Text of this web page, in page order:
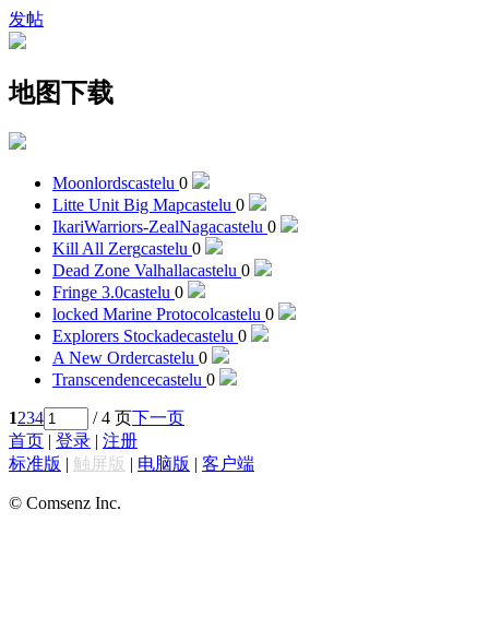
发帖
地图下载
Moonlordscastelu 0
Litte Unit Big Mapcastelu 0
IkariWarriors-ZealNagacastelu 0
Kill All Zergcastelu 0
Dead Zone Valhallacastelu 0
Fringe 3.0castelu 0
locked Marine Protocolcastelu 0
Explorers Stockadecastelu 0
A New Ordercastelu 0
Transcendencecastelu 0
1234 / 4 页下一页
首页 | 登录 | 注册
标准版 | 触屏版 | 电脑版 | 客户端
© Comsenz Inc.